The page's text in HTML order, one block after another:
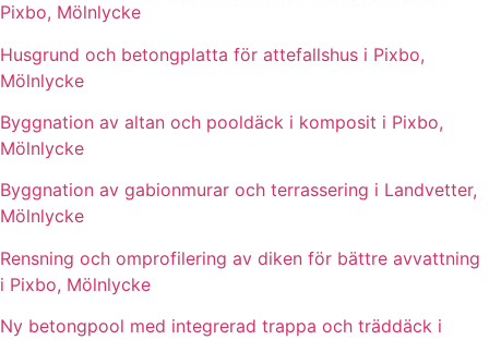
Pixbo, Mölnlycke
Husgrund och betongplatta för attefallshus i Pixbo,
Mölnlycke
Byggnation av altan och pooldäck i komposit i Pixbo,
Mölnlycke
Byggnation av gabionmurar och terrassering i Landvetter,
Mölnlycke
Rensning och omprofilering av diken för bättre avvattning
i Pixbo, Mölnlycke
Ny betongpool med integrerad trappa och träddäck i